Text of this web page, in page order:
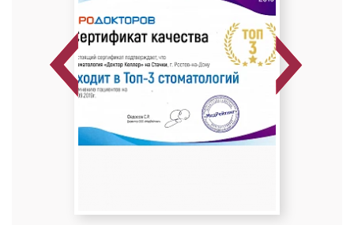
Previous Next